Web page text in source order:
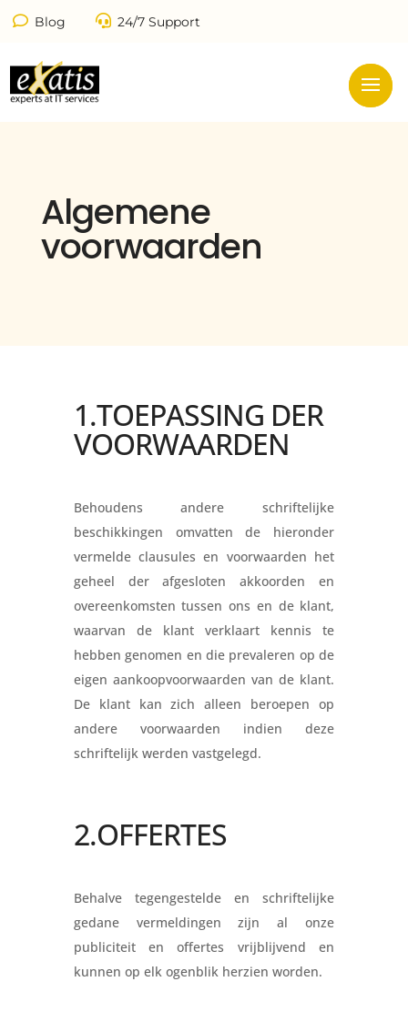
Blog 24/7 Support
Algemene
voorwaarden
1.TOEPASSING DER
VOORWAARDEN
Behoudens andere schriftelijke
beschikkingen omvatten de hieronder
vermelde clausules en voorwaarden het
geheel der afgesloten akkoorden en
overeenkomsten tussen ons en de klant,
waarvan de klant verklaart kennis te
hebben genomen en die prevaleren op de
eigen aankoopvoorwaarden van de klant.
De klant kan zich alleen beroepen op
andere voorwaarden indien deze
schriftelijk werden vastgelegd.
2.OFFERTES
Behalve tegengestelde en schriftelijke
gedane vermeldingen zijn al onze
publiciteit en offertes vrijblijvend en
kunnen op elk ogenblik herzien worden.